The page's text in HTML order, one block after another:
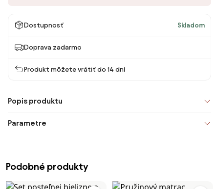
Dostupnosť Skladom
Doprava zadarmo
Produkt môžete vrátiť do 14 dní
Popis produktu
Parametre
Podobné produkty